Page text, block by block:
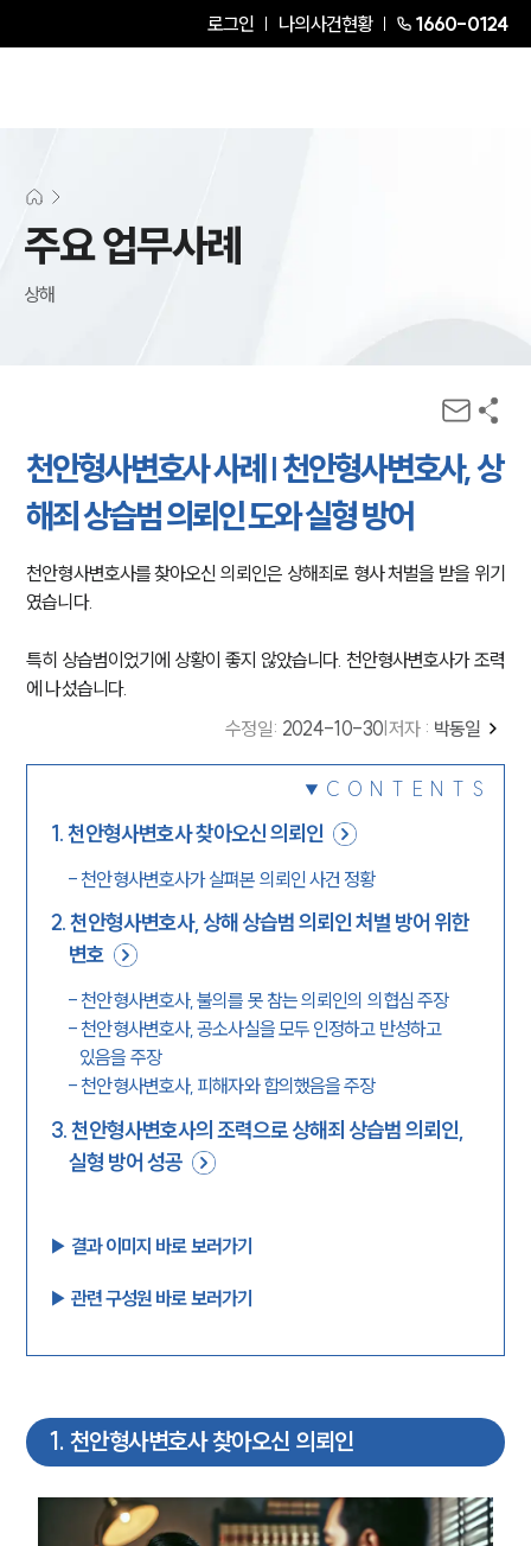
로그인 나의사건현황 1660-0124
주요 업무사례
상해
천안형사변호사 사례 | 천안형사변호사, 상
해죄 상습범 의뢰인 도와 실형 방어
천안형사변호사를 찾아오신 의뢰인은 상해죄로 형사 처벌을 받을 위기
였습니다.
특히 상습범이었기에 상황이 좋지 않았습니다. 천안형사변호사가 조력
에 나섰습니다.
수정일: 2024-10-30 저자 : 박동일
CONTENTS
1.천안형사변호사 찾아오신 의뢰인
- 천안형사변호사가 살펴본 의뢰인 사건 정황
2.천안형사변호사, 상해 상습범 의뢰인 처벌 방어 위한
변호
- 천안형사변호사, 불의를 못 참는 의뢰인의 의협심 주장
- 천안형사변호사, 공소사실을 모두 인정하고 반성하고
있음을 주장
- 천안형사변호사, 피해자와 합의했음을 주장
3.천안형사변호사의 조력으로 상해죄 상습범 의뢰인,
실형 방어 성공
▶︎ 결과 이미지 바로 보러가기
▶︎ 관련 구성원 바로 보러가기
1 . 천안형사변호사 찾아오신 의뢰인